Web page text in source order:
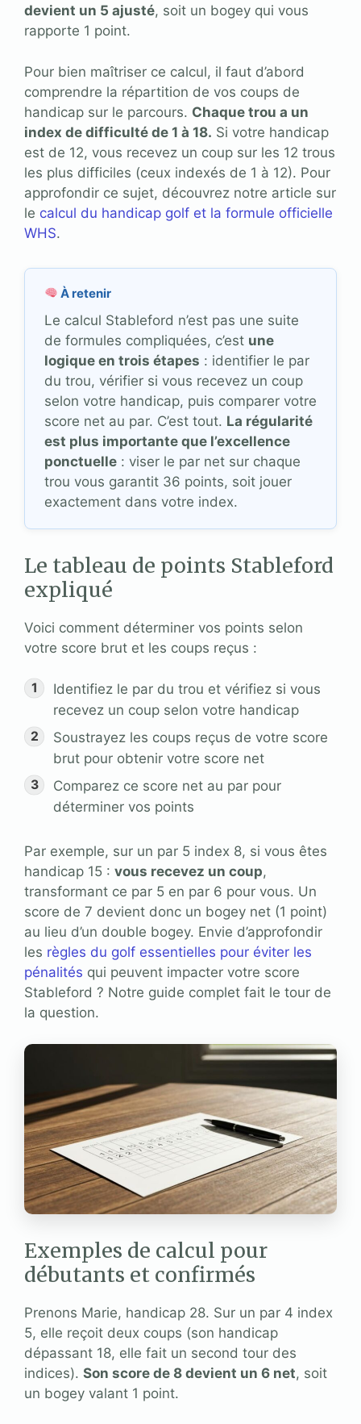
devient un 5 ajusté, soit un bogey qui vous
rapporte 1 point.
Pour bien maîtriser ce calcul, il faut d’abord
comprendre la répartition de vos coups de
handicap sur le parcours. Chaque trou a un
index de difficulté de 1 à 18. Si votre handicap
est de 12, vous recevez un coup sur les 12 trous
les plus difficiles (ceux indexés de 1 à 12). Pour
approfondir ce sujet, découvrez notre article sur
le calcul du handicap golf et la formule officielle
WHS.
À retenir
Le calcul Stableford n’est pas une suite
de formules compliquées, c’est une
logique en trois étapes : identifier le par
du trou, vérifier si vous recevez un coup
selon votre handicap, puis comparer votre
score net au par. C’est tout. La régularité
est plus importante que l’excellence
ponctuelle : viser le par net sur chaque
trou vous garantit 36 points, soit jouer
exactement dans votre index.
Le tableau de points Stableford
expliqué
Voici comment déterminer vos points selon
votre score brut et les coups reçus :
Identifiez le par du trou et vérifiez si vous
recevez un coup selon votre handicap
Soustrayez les coups reçus de votre score
brut pour obtenir votre score net
Comparez ce score net au par pour
déterminer vos points
Par exemple, sur un par 5 index 8, si vous êtes
handicap 15 : vous recevez un coup,
transformant ce par 5 en par 6 pour vous. Un
score de 7 devient donc un bogey net (1 point)
au lieu d’un double bogey. Envie d’approfondir
les règles du golf essentielles pour éviter les
pénalités qui peuvent impacter votre score
Stableford ? Notre guide complet fait le tour de
la question.
Exemples de calcul pour
débutants et confirmés
Prenons Marie, handicap 28. Sur un par 4 index
5, elle reçoit deux coups (son handicap
dépassant 18, elle fait un second tour des
indices). Son score de 8 devient un 6 net, soit
un bogey valant 1 point.